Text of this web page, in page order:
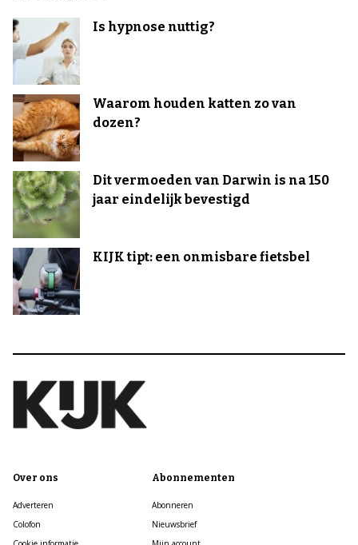
Is hypnose nuttig?
Waarom houden katten zo van
dozen?
Dit vermoeden van Darwin is na 150
jaar eindelijk bevestigd
KIJK tipt: een onmisbare fietsbel
Over ons
Adverteren
Colofon
Abonnementen
Abonneren
Nieuwsbrief